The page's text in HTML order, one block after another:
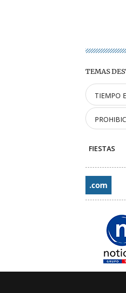
TEMAS
TIEMPO
FIESTAS
.com